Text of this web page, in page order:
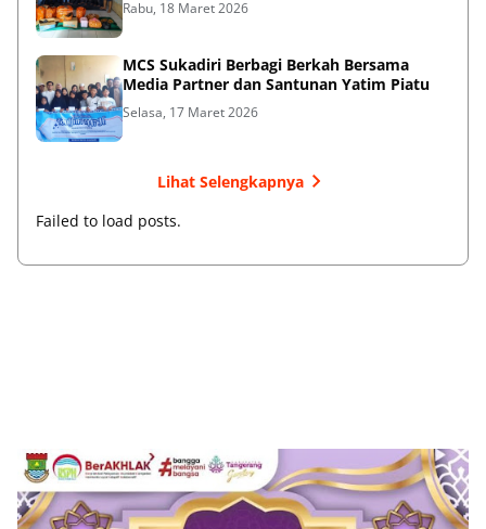
Rabu, 18 Maret 2026
MCS Sukadiri Berbagi Berkah Bersama
Media Partner dan Santunan Yatim Piatu
Selasa, 17 Maret 2026
Lihat Selengkapnya
Failed to load posts.